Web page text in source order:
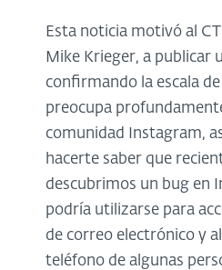
Esta noticia motivó al
Mike Krieger, a publicar
confirmando la escala
preocupa
comunidad Instagram,
hacerte saber que
descubrimos un bug en
podría utilizarse para
de correo electrónico y
teléfono de algunas